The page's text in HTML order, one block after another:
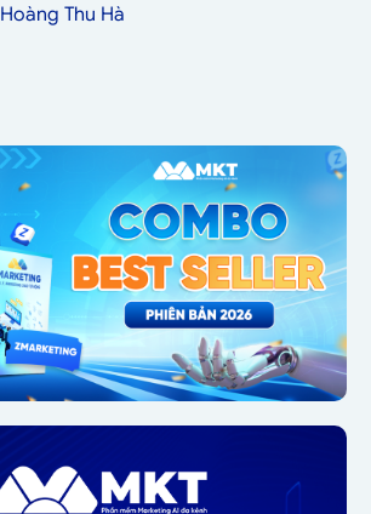
Hoàng Thu Hà